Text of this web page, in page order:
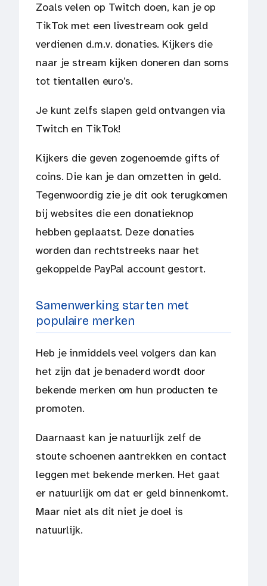
Zoals velen op Twitch doen, kan je op
TikTok met een livestream ook geld
verdienen d.m.v. donaties. Kijkers die
naar je stream kijken doneren dan soms
tot tientallen euro’s.
Je kunt zelfs slapen geld ontvangen via
Twitch en TikTok!
Kijkers die geven zogenoemde gifts of
coins. Die kan je dan omzetten in geld.
Tegenwoordig zie je dit ook terugkomen
bij websites die een donatieknop
hebben geplaatst. Deze donaties
worden dan rechtstreeks naar het
gekoppelde PayPal account gestort.
Samenwerking starten met
populaire merken
Heb je inmiddels veel volgers dan kan
het zijn dat je benaderd wordt door
bekende merken om hun producten te
promoten.
Daarnaast kan je natuurlijk zelf de
stoute schoenen aantrekken en contact
leggen met bekende merken. Het gaat
er natuurlijk om dat er geld binnenkomt.
Maar niet als dit niet je doel is
natuurlijk.